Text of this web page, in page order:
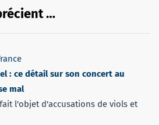
…
: ce détail sur son concert au
mal
l'objet d'accusations de viols et